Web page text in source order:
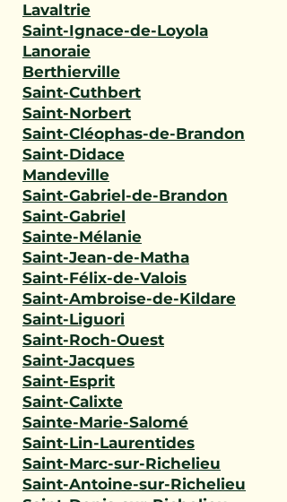
Lavaltrie
Saint-Ignace-de-Loyola
Lanoraie
Berthierville
Saint-Cuthbert
Saint-Norbert
Saint-Cléophas-de-Brandon
Saint-Didace
Mandeville
Saint-Gabriel-de-Brandon
Saint-Gabriel
Sainte-Mélanie
Saint-Jean-de-Matha
Saint-Félix-de-Valois
Saint-Ambroise-de-Kildare
Saint-Liguori
Saint-Roch-Ouest
Saint-Jacques
Saint-Esprit
Saint-Calixte
Sainte-Marie-Salomé
Saint-Lin-Laurentides
Saint-Marc-sur-Richelieu
Saint-Antoine-sur-Richelieu